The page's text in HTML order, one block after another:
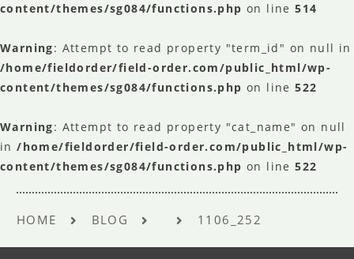
content/themes/sg084/functions.php on line514
Warning: Attempt to read property "term_id" on null in
/home/fieldorder/field-order.com/public_html/wp-
content/themes/sg084/functions.php on line522
Warning: Attempt to read property "cat_name" on null
in/home/fieldorder/field-order.com/public_html/wp-
content/themes/sg084/functions.php on line522
HOME BLOG 1106_252